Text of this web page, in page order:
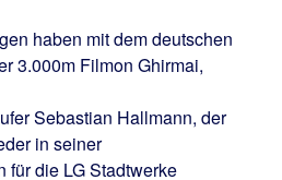
haben mit dem deutschen
3.000m Filmon Ghirmai,
Sebastian Hallmann, der
in seiner
für die LG Stadtwerke